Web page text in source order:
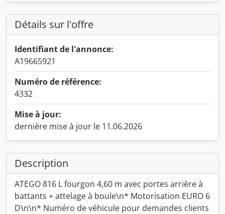
Détails sur l'offre
Identifiant de l'annonce:
A19665921
Numéro de référence:
4332
Mise à jour:
dernière mise à jour le 11.06.2026
Description
ATEGO 816 L fourgon 4,60 m avec portes arrière à
battants + attelage à boule\n* Motorisation EURO 6
D\n\n* Numéro de véhicule pour demandes clients